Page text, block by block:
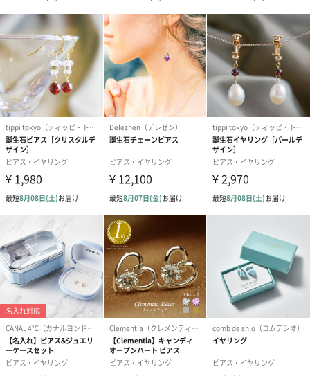
かりにくいので、毎日気軽に楽しむことができます。おしゃれな
エアカフをプレゼントしてみませんか。
商品詳細情報
原材料
真鍮、プラパール
本体サイズ
長さ25mm×直径25mm（飾り込32mm）×高さ
パッケージ外
装
ビニール袋
パッケージ外
直径57mm
パッケージ全
体重量
1g
金属材質 真鍮合金
商品オプション情報